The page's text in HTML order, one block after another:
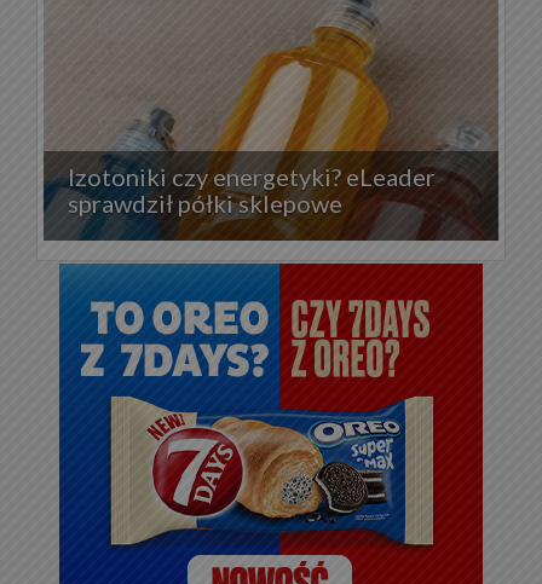
Izotoniki czy energetyki? eLeader
sprawdził półki sklepowe